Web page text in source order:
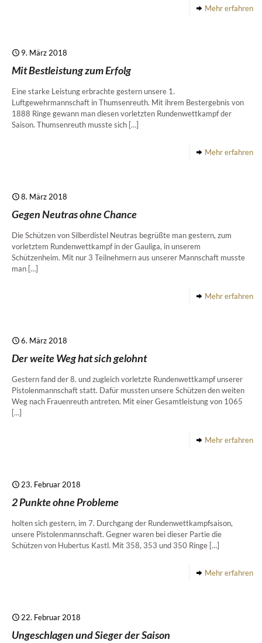
Mehr erfahren
9. März 2018
Mit Bestleistung zum Erfolg
Eine starke Leistung erbrachte gestern unsere 1.
Luftgewehrmannschaft in Thumsenreuth. Mit ihrem Bestergebnis von
1888 Ringe gewann man diesen vorletzten Rundenwettkampf der
Saison. Thumsenreuth musste sich […]
Mehr erfahren
8. März 2018
Gegen Neutras ohne Chance
Die Schützen von Silberdistel Neutras begrüßte man gestern, zum
vorletztem Rundenwettkampf in der Gauliga, in unserem
Schützenheim. Mit nur 3 Teilnehmern aus unserer Mannschaft musste
man […]
Mehr erfahren
6. März 2018
Der weite Weg hat sich gelohnt
Gestern fand der 8. und zugleich vorletzte Rundenwettkampf unserer
Pistolenmannschaft statt. Dafür mussten unsere Schützen den weiten
Weg nach Frauenreuth antreten. Mit einer Gesamtleistung von 1065
[…]
Mehr erfahren
23. Februar 2018
2 Punkte ohne Probleme
holten sich gestern, im 7. Durchgang der Rundenwettkampfsaison,
unsere Pistolenmannschaft. Gegner waren bei dieser Partie die
Schützen von Hubertus Kastl. Mit 358, 353 und 350 Ringe […]
Mehr erfahren
22. Februar 2018
Ungeschlagen und Sieger der Saison